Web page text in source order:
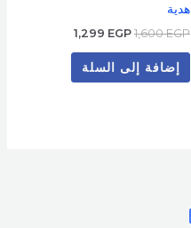
هدية
1,600EGP
1,299 EGP
إضافة إلى السلة